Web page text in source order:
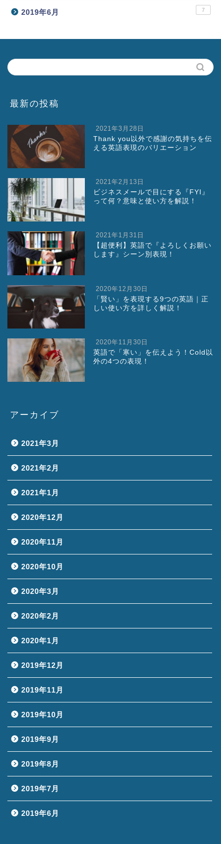
2019年6月 7
最新の投稿
2021年3月28日
Thank you以外で感謝の気持ちを伝
える英語表現のバリエーション
2021年2月13日
ビジネスメールで目にする『FYI』
って何？意味と使い方を解説！
2021年1月31日
【超便利】英語で『よろしくお願い
します』シーン別表現！
2020年12月30日
「賢い」を表現する9つの英語｜正
しい使い方を詳しく解説！
2020年11月30日
英語で「寒い」を伝えよう！Cold以
外の4つの表現！
アーカイブ
2021年3月
2021年2月
2021年1月
2020年12月
2020年11月
2020年10月
2020年3月
2020年2月
2020年1月
2019年12月
2019年11月
2019年10月
2019年9月
2019年8月
2019年7月
2019年6月